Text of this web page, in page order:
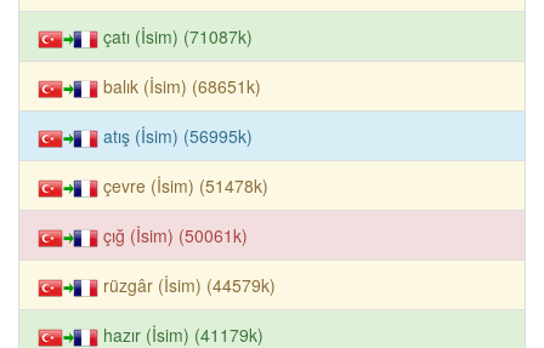
çatı (İsim) (71087k)
balık (İsim) (68651k)
atış (İsim) (56995k)
çevre (İsim) (51478k)
çığ (İsim) (50061k)
rüzgâr (İsim) (44579k)
hazır (İsim) (41179k)